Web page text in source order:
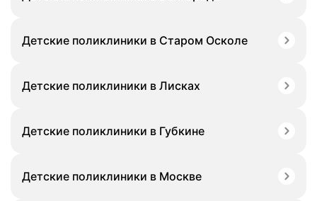
Детские поликлиники в Старом Осколе
Детские поликлиники в Лисках
Детские поликлиники в Губкине
Детские поликлиники в Москве